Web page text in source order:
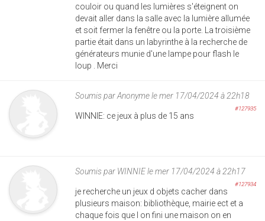
couloir ou quand les lumières s'éteignent on
devait aller dans la salle avec la lumière allumée
et soit fermer la fenêtre ou la porte. La troisième
partie était dans un labyrinthe à la recherche de
générateurs munie d'une lampe pour flash le
loup . Merci
Soumis parAnonymele mer 17/04/2024 à 22h18
#127935
WINNIE: ce jeux à plus de 15 ans
Soumis par WINNIEle mer 17/04/2024 à 22h17
#127934
je recherche un jeux d objets cacher dans
plusieurs maison: bibliothèque, mairie ect et a
chaque fois que l on fini une maison on en